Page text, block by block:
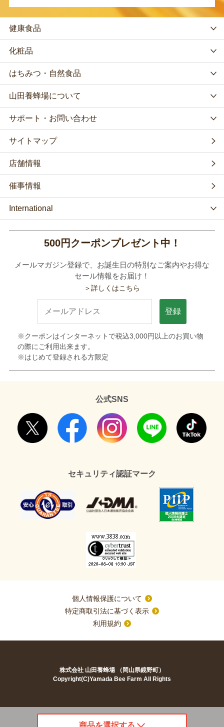
健康食品
化粧品
はちみつ・自然食品
山田養蜂場について
サポート・お問い合わせ
サイトマップ
店舗情報
催事情報
International
500円クーポンプレゼント中！
メールマガジン登録で、お誕生日の特別なご案内やお得な
セール情報をお届け！
＞詳しくはこちら
登録
※クーポンはインターネットで税込3,000円以上のお買い物
の際にご利用出来ます。
※はじめて登録される方限定
公式SNS
セキュリティ認証マーク
個人情報保護について
特定商取引法に基づく表示
利用規約
株式会社 山田養蜂場 （岡山県鏡野町）
Copyright(C)Yamada Bee Farm All Rights
商品を選択する